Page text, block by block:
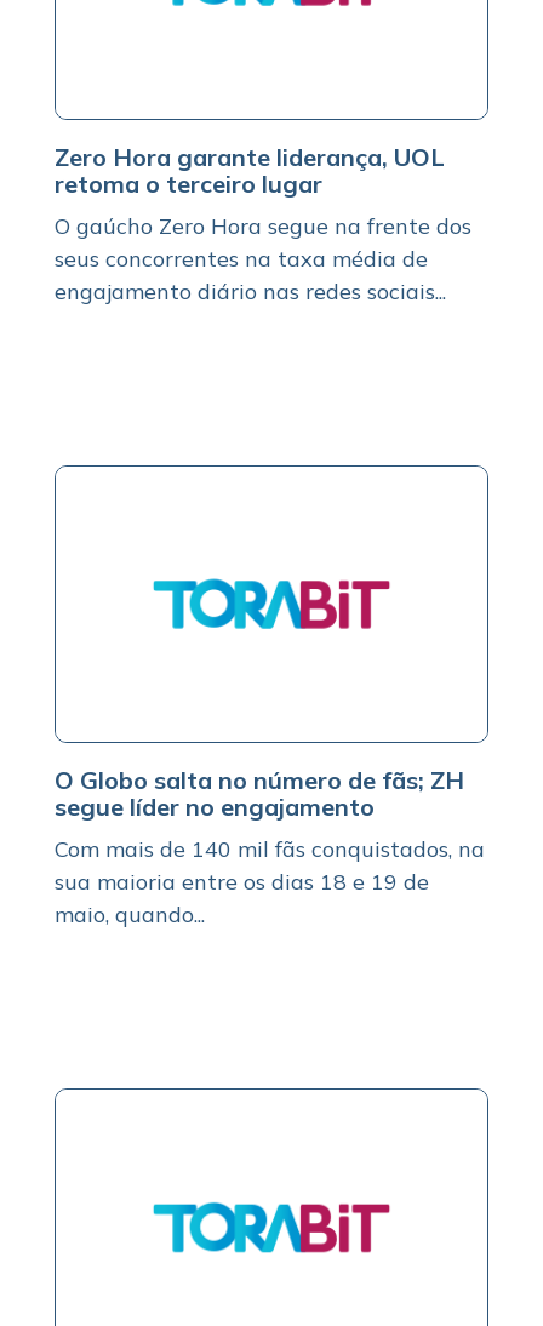
Zero Hora garante liderança, UOL
retoma o terceiro lugar
O gaúcho Zero Hora segue na frente dos
seus concorrentes na taxa média de
engajamento diário nas redes sociais...
O Globo salta no número de fãs; ZH
segue líder no engajamento
Com mais de 140 mil fãs conquistados, na
sua maioria entre os dias 18 e 19 de
maio, quando...